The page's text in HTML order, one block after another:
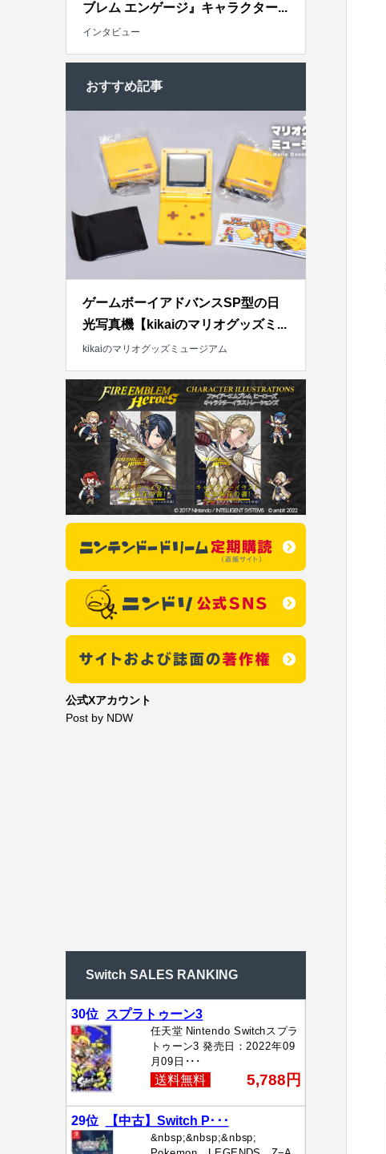
ブレム エンゲージ』キャラクター...
インタビュー
おすすめ記事
ゲームボーイアドバンスSP型の日
光写真機【kikaiのマリオグッズミ...
kikaiのマリオグッズミュージアム
公式Xアカウント
Post by NDW
Switch SALES RANKING